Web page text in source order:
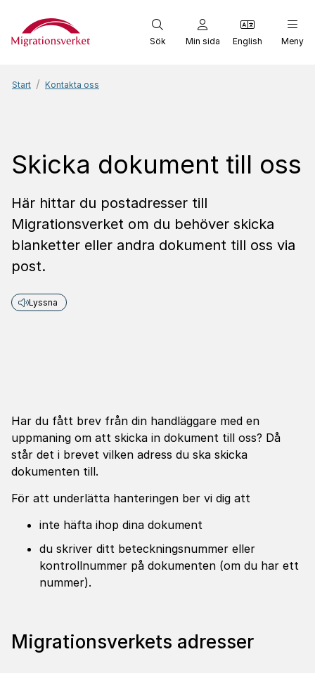
Start
Sök Min sida English Meny
Start Kontakta oss
Skicka dokument till oss
Här hittar du postadresser till
Migrationsverket om du behöver skicka
blanketter eller andra dokument till oss via
post.
Lyssna
Har du fått brev från din handläggare med en
uppmaning om att skicka in dokument till oss? Då
står det i brevet vilken adress du ska skicka
dokumenten till.
För att underlätta hanteringen ber vi dig att
inte häfta ihop dina dokument
du skriver ditt beteckningsnummer eller
kontrollnummer på dokumenten (om du har ett
nummer).
Migrationsverkets adresser